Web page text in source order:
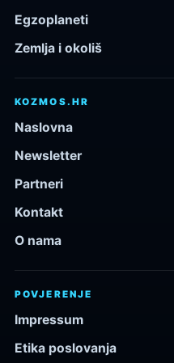
Egzoplaneti
Zemlja i okoliš
KOZMOS.HR
Naslovna
Newsletter
Partneri
Kontakt
O nama
POVJERENJE
Impressum
Etika poslovanja